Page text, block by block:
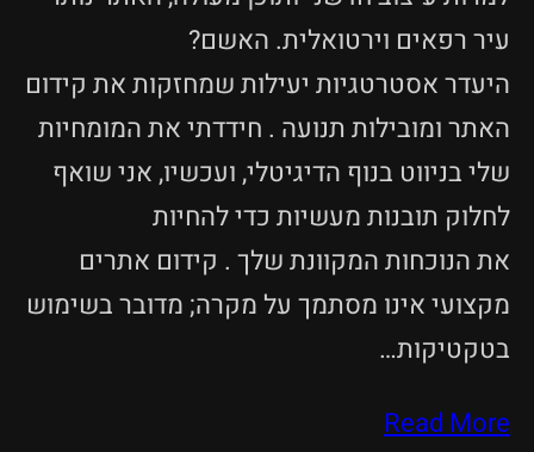
עיר רפאים וירטואלית. האשם?
היעדר אסטרטגיות יעילות שמחזקות את קידום
האתר ומובילות תנועה . חידדתי את המומחיות
שלי בניווט בנוף הדיגיטלי, ועכשיו, אני שואף
לחלוק תובנות מעשיות כדי להחיות
את הנוכחות המקוונת שלך . קידום אתרים
מקצועי אינו מסתמך על מקרה; מדובר בשימוש
בטקטיקות…
Read More